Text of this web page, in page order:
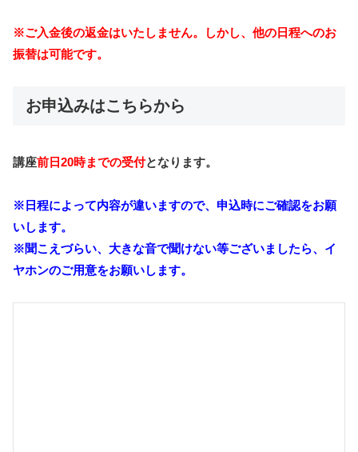
※ご入金後の返金はいたしません。しかし、他の日程へのお
振替は可能です。
お申込みはこちらから
講座前日20時までの受付となります。
※日程によって内容が違いますので、申込時にご確認をお願
いします。
※聞こえづらい、大きな音で聞けない等ございましたら、イ
ヤホンのご用意をお願いします。